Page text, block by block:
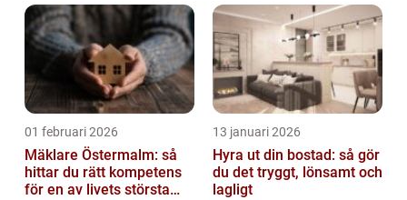
01 februari 2026
Mäklare Östermalm: så
hittar du rätt kompetens
för en av livets största
13 januari 2026
Hyra ut din bostad: så gör
du det tryggt, lönsamt och
lagligt